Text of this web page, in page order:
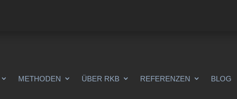
METHODEN ÜBER RKB REFERENZEN BLOG